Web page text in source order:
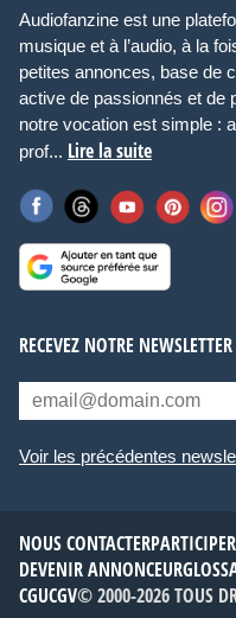
Audiofanzine est une
musique et à l’audio, à la
petites annonces, base de
active de passionnés et de
notre vocation est simple :
prof... Lire la suite
RECEVEZ NOTRE
Voir les précédentes
NOUS CONTACTERPARTICIPER
DEVENIR ANNONCEUR
CGUCGV© 2000-2026 TOUS